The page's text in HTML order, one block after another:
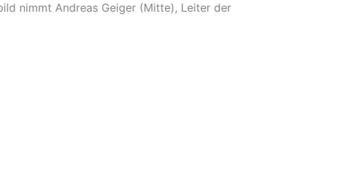
nimmt Andreas Geiger (Mitte), Leiter der